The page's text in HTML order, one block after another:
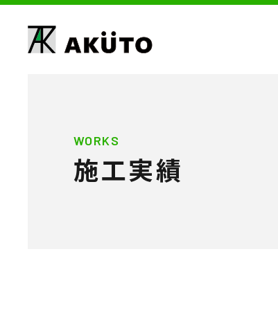
WORKS
施工実績